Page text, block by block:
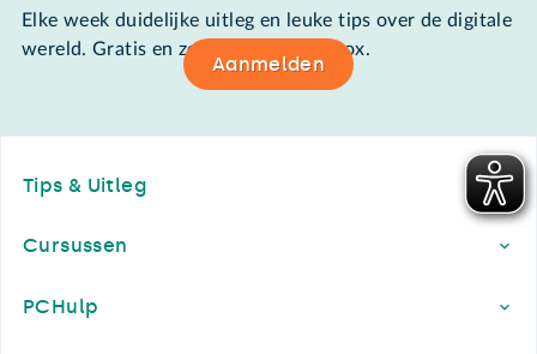
Elke week duidelijke uitleg en leuke tips over de digitale
wereld. Gratis en zomaar in de mailbox.
Aanmelden
Tips & Uitleg
Cursussen
PCHulp